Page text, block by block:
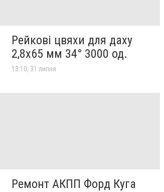
Рейкові цвяхи для даху
2,8х65 мм 34° 3000 од.
13:10, 31 липня
Ремонт АКПП Форд Куга